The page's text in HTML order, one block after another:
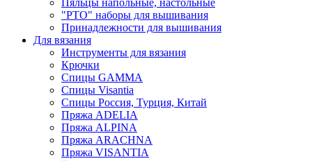
"РТО" наборы для вышивания
Принадлежности для вышивания
Для вязания
Инструменты для вязания
Крючки
Спицы GAMMA
Спицы Visantia
Спицы Россия, Турция, Китай
Пряжа ADELIA
Пряжа ALPINA
Пряжа ARACHNA
Пряжа VISANTIA